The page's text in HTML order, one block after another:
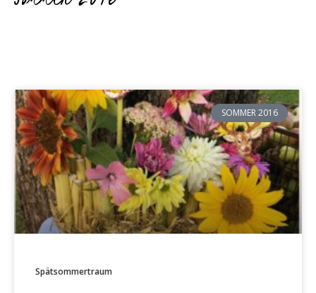
SOMMER 2016
Spätsommertraum